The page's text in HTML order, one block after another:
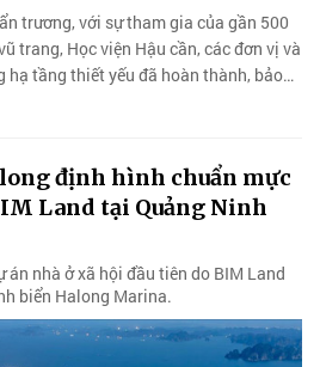
trương, với sự tham gia của gần 500
trang, Học viện Hậu cần, các đơn vị và
hạ tầng thiết yếu đã hoàn thành, bảo
dụng.
định hình chuẩn mực
Land tại Quảng Ninh
nhà ở xã hội đầu tiên do BIM Land
biển Halong Marina.